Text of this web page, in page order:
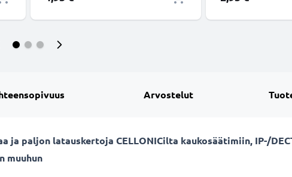
Arvostelut
ja paljon latauskertoja CELLONICilta kaukosäätimiin, IP-/
muuhun